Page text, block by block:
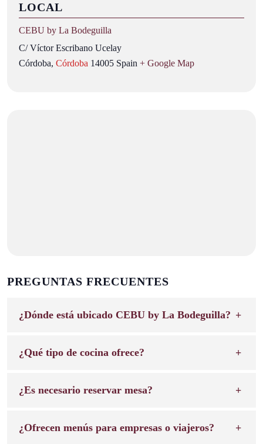
LOCAL
CEBU by La Bodeguilla
C/ Víctor Escribano Ucelay
Córdoba, Córdoba 14005 Spain + Google Map
PREGUNTAS FRECUENTES
¿Dónde está ubicado CEBU by La Bodeguilla?
¿Qué tipo de cocina ofrece?
¿Es necesario reservar mesa?
¿Ofrecen menús para empresas o viajeros?